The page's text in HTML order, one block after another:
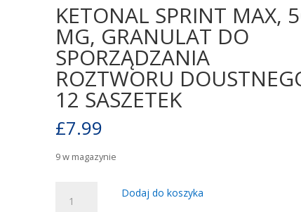
KETONAL SPRINT MAX,
MG, GRANULAT DO
SPORZĄDZANIA
ROZTWORU
12 SASZETEK
£7.99
9 w magazynie
KETONAL
Dodaj do koszyka